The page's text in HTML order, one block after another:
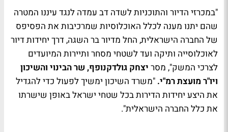
"במכרזי הדיור והתוכניות לשדה דב עמדה לנגד עיננו המטרה
שהם יתנו מענה לכלל האוכלוסיות שמרכיבות את הפסיפס
של החברה הישראלית, החל מדיור בר השגה, דרך יחידות דיור
לאוכלוסייה ותיקה ועד לשטחי מסחר ותיירות המיועדים
לצרכי המשק", מסר יצחק גולדקנופף, שר הבינוי והשיכון
ויו"ר מועצת רמ"י. "משרד השיכון ימשיך לפעול כדי להגדיל
את היצע יחידות הדירות בכל שטחי ישראל באופן שישרתו
את כלל החברה הישראלית".